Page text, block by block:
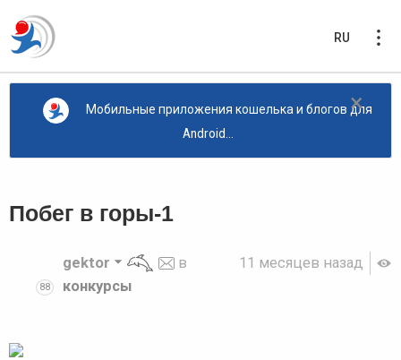
RU
×
Мобильные приложения кошелька и блогов для
Android...
Побег в горы-1
11 месяцев назад
88
gektor
в
конкурсы